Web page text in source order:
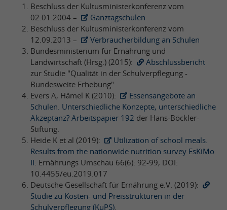
Beschluss der Kultusministerkonferenz vom
02.01.2004 –
Ganztagschulen
Beschluss der Kultusministerkonferenz vom
12.09.2013 –
Verbraucherbildung an Schulen
Bundesministerium für Ernährung und
Landwirtschaft (Hrsg.) (2015):
Abschlussbericht
zur Studie "Qualität in der Schulverpflegung -
Bundesweite Erhebung"
Evers A, Hämel K (2010):
Essensangebote an
Schulen. Unterschiedliche Konzepte, unterschiedliche
Akzeptanz? Arbeitspapier 192 der Hans-Böckler-
Stiftung.
Heide K et al (2019):
Utilization of school meals.
Results from the nationwide nutrition survey EsKiMo
II . Ernährungs Umschau 66(6): 92-99, DOI:
10.4455/eu.2019.017
Deutsche Gesellschaft für Ernährung e.V. (2019):
Studie zu Kosten- und Preisstrukturen in der
Schulverpflegung (KuPS)